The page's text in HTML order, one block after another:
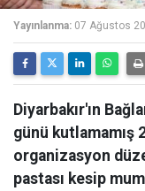
Yayınlanma: 07 Ağustos
Diyarbakır'ın
günü kutlamamış
organizasyon
pastası kesip